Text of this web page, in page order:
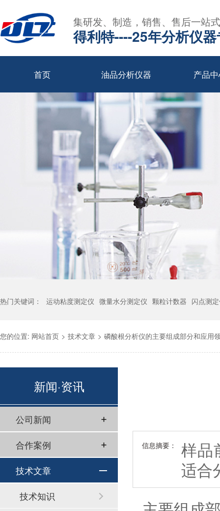
集研发、制造，销售、售后一站
得利特----25年分析仪
首页 油品分析仪器 产品
热门关键词： 运动粘度测定仪 微量水分测定仪 颗粒计数器 闪点测
您的位置: 网站首页 > 技术文章 > 磷酸根分析仪的主要组成部分和应用
信息摘要：
样品
适合
新闻·资讯
公司新闻
合作案例
技术文章
技术知识